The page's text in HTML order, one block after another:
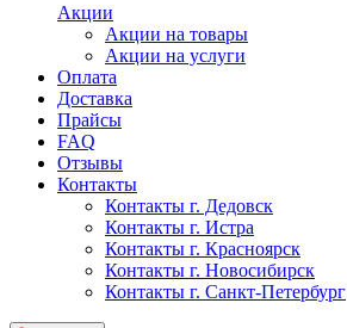
Акции
Акции на товары
Акции на услуги
Оплата
Доставка
Прайсы
FAQ
Отзывы
Контакты
Контакты г. Дедовск
Контакты г. Истра
Контакты г. Красноярск
Контакты г. Новосибирск
Контакты г. Санкт-Петербург